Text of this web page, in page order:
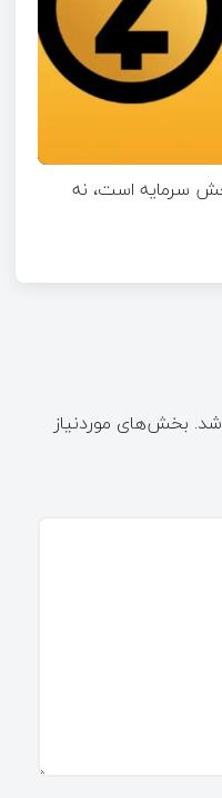
سرمایه است، نه
بخش‌های موردنیاز